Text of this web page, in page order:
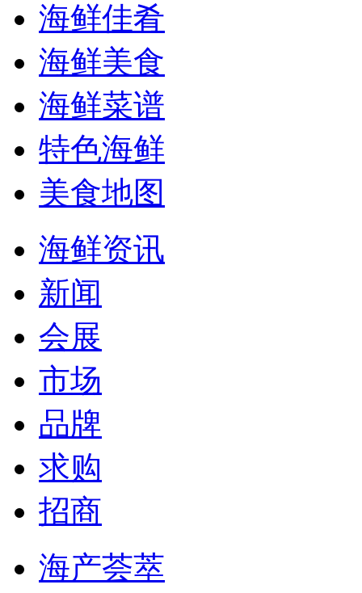
海鲜佳肴
海鲜美食
海鲜菜谱
特色海鲜
美食地图
海鲜资讯
新闻
会展
市场
品牌
求购
招商
海产荟萃